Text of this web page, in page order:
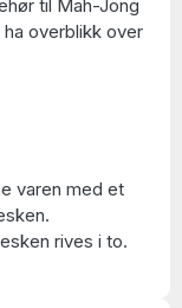
til Mah-Jong
overblikk over
varen med et
rives i to.